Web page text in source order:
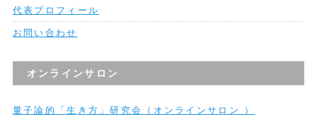
代表プロフィール
お問い合わせ
オンラインサロン
量子論的「生き方」研究会（オンラインサロン ）